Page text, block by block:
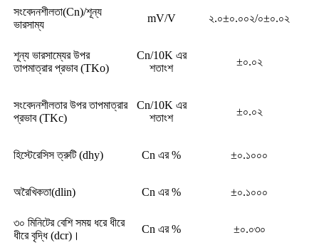
সংবেদনশীলতা(Cn)/শূন্য
ভারসাম্য
mV/V ২.০±০.০০২/০±০.০২
শূন্য ভারসাম্যের উপর
তাপমাত্রার প্রভাব (TKo)
Cn/10K এর
শতাংশ
±০.০২
সংবেদনশীলতার উপর তাপমাত্রার
প্রভাব (TKc)
Cn/10K এর
শতাংশ
±০.০২
হিস্টেরেসিস ত্রুটি (dhy) Cn এর % ±০.১০০০
অরৈখিকতা(dlin) Cn এর % ±০.১০০০
৩০ মিনিটের বেশি সময় ধরে ধীরে
ধীরে বৃদ্ধি (dcr)।
Cn এর % ±০.০৩০